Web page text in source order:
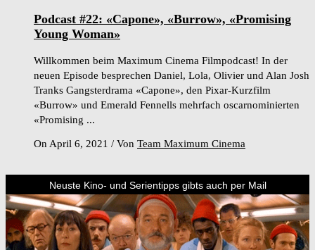
Podcast #22: «Capone», «Burrow», «Promising
Young Woman»
Willkommen beim Maximum Cinema Filmpodcast! In der
neuen Episode besprechen Daniel, Lola, Olivier und Alan Josh
Tranks Gangsterdrama «Capone», den Pixar-Kurzfilm
«Burrow» und Emerald Fennells mehrfach oscarnominierten
«Promising ...
On April 6, 2021 / Von Team Maximum Cinema